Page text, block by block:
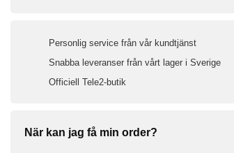
Personlig service från vår kundtjänst
Snabba leveranser från vårt lager i Sverige
Officiell Tele2-butik
När kan jag få min order?